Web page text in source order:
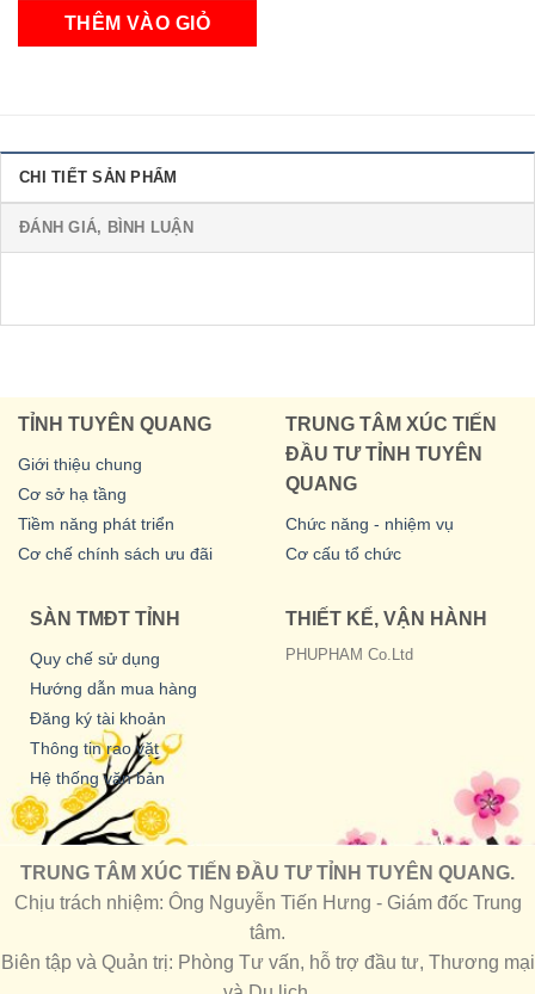
CHI TIẾT SẢN PHẨM
ĐÁNH GIÁ, BÌNH LUẬN
TỈNH TUYÊN QUANG
Giới thiệu chung
Cơ sở hạ tầng
Tiềm năng phát triển
Cơ chế chính sách ưu đãi
TRUNG TÂM XÚC TIẾN
ĐẦU TƯ TỈNH TUYÊN
QUANG
Chức năng - nhiệm vụ
Cơ cấu tổ chức
SÀN TMĐT TỈNH
Quy chế sử dụng
Hướng dẫn mua hàng
Đăng ký tài khoản
Thông tin rao vặt
Hệ thống văn bản
THIẾT KẾ, VẬN HÀNH
PHUPHAM Co.Ltd
TRUNG TÂM XÚC TIẾN ĐẦU TƯ TỈNH TUYÊN QUANG.
Chịu trách nhiệm: Ông Nguyễn Tiến Hưng - Giám đốc Trung
tâm.
Biên tập và Quản trị: Phòng Tư vấn, hỗ trợ đầu tư, Thương mại